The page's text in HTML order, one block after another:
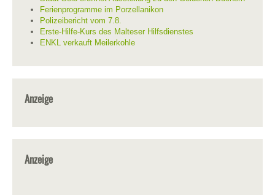
Ferienprogramme im Porzellanikon
Polizeibericht vom 7.8.
Erste-Hilfe-Kurs des Malteser Hilfsdienstes
ENKL verkauft Meilerkohle
Anzeige
Anzeige